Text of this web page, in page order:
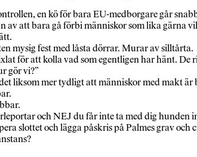
en kö för bara EU-medborgare går
av att bara gå förbi människor som lika gärna
mysig fest med låsta dörrar. Murar av silltårta.
för att kolla vad som egentligen har hänt. De
gör vi?”
liksom mer tydligt att människor med makt
och NEJ du får inte ta med dig hunden
slottet och lägga påskris på Palmes grav och